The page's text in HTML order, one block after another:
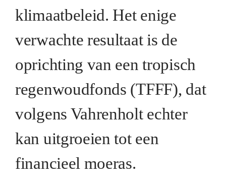
klimaatbeleid. Het enige
verwachte resultaat is de
oprichting van een tropisch
regenwoudfonds (TFFF), dat
volgens Vahrenholt echter
kan uitgroeien tot een
financieel moeras.